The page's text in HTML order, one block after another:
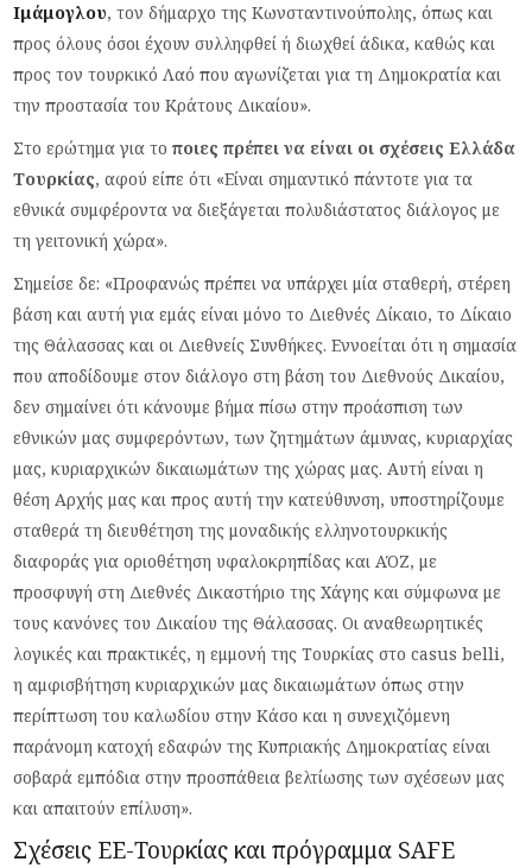
Ιμάμογλου, τον δήμαρχο της Κωνσταντινούπολης, όπως και
προς όλους όσοι έχουν συλληφθεί ή διωχθεί άδικα, καθώς και
προς τον τουρκικό Λαό που αγωνίζεται για τη Δημοκρατία και
την προστασία του Κράτους Δικαίου».
Στο ερώτημα για τοποιες πρέπει να είναι οι σχέσεις Ελλάδα
Τουρκίας, αφού είπε ότι «Είναι σημαντικό πάντοτε για τα
εθνικά συμφέροντα να διεξάγεται πολυδιάστατος διάλογος με
τη γειτονική χώρα».
Σημείσε δε: «Προφανώς πρέπει να υπάρχει μία σταθερή, στέρεη
βάση και αυτή για εμάς είναι μόνο το Διεθνές Δίκαιο, το Δίκαιο
της Θάλασσας και οι Διεθνείς Συνθήκες. Εννοείται ότι η σημασία
που αποδίδουμε στον διάλογο στη βάση του Διεθνούς Δικαίου,
δεν σημαίνει ότι κάνουμε βήμα πίσω στην προάσπιση των
εθνικών μας συμφερόντων, των ζητημάτων άμυνας, κυριαρχίας
μας, κυριαρχικών δικαιωμάτων της χώρας μας. Αυτή είναι η
θέση Αρχής μας και προς αυτή την κατεύθυνση, υποστηρίζουμε
σταθερά τη διευθέτηση της μοναδικής ελληνοτουρκικής
διαφοράς για οριοθέτηση υφαλοκρηπίδας και ΑΌΖ, με
προσφυγή στη Διεθνές Δικαστήριο της Χάγης και σύμφωνα με
τους κανόνες του Δικαίου της Θάλασσας. Οι αναθεωρητικές
λογικές και πρακτικές, η εμμονή της Τουρκίας στο casus belli,
η αμφισβήτηση κυριαρχικών μας δικαιωμάτων όπως στην
περίπτωση του καλωδίου στην Κάσο και η συνεχιζόμενη
παράνομη κατοχή εδαφών της Κυπριακής Δημοκρατίας είναι
σοβαρά εμπόδια στην προσπάθεια βελτίωσης των σχέσεων μας
και απαιτούν επίλυση».
Σχέσεις ΕΕ-Τουρκίας και πρόγραμμα SAFE